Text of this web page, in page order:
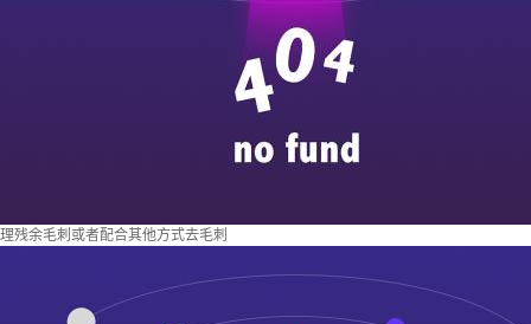
理残余毛刺或者配合其他方式去毛刺